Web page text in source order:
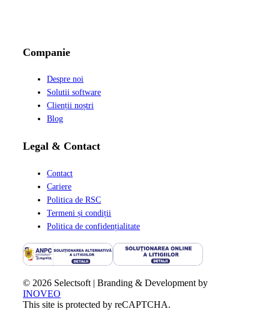
Companie
Despre noi
Solutii software
Clienții noștri
Blog
Legal & Contact
Contact
Cariere
Politica de RSC
Termeni și condiții
Politica de confidențialitate
© 2026 Selectsoft | Branding & Development by
INOVEO
This site is protected by reCAPTCHA.